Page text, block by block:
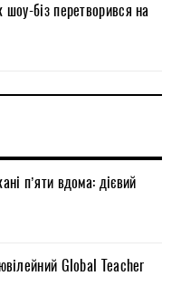
шоу-біз перетворився на
п’яти вдома: дієвий
Global Teacher